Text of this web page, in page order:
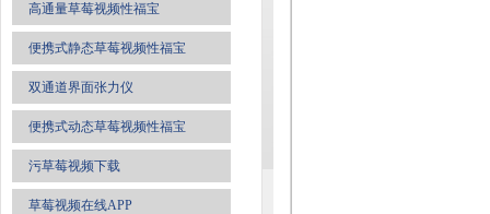
高通量草莓视频性福宝
便携式静态草莓视频性福宝
双通道界面张力仪
便携式动态草莓视频性福宝
污草莓视频下载
草莓视频在线APP